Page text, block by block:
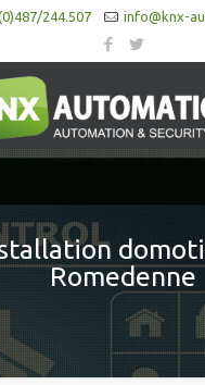
244.507 info@knx-
Romedenne